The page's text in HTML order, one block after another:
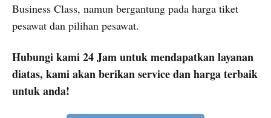
Business Class, namun bergantung pada harga tiket
pesawat dan pilihan pesawat.
Hubungi kami 24 Jam untuk mendapatkan layanan
diatas, kami akan berikan service dan harga terbaik
untuk anda!